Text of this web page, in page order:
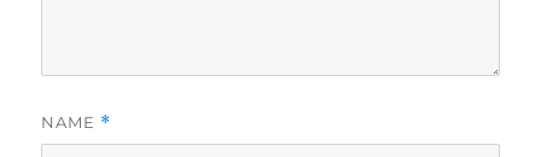
NAME *